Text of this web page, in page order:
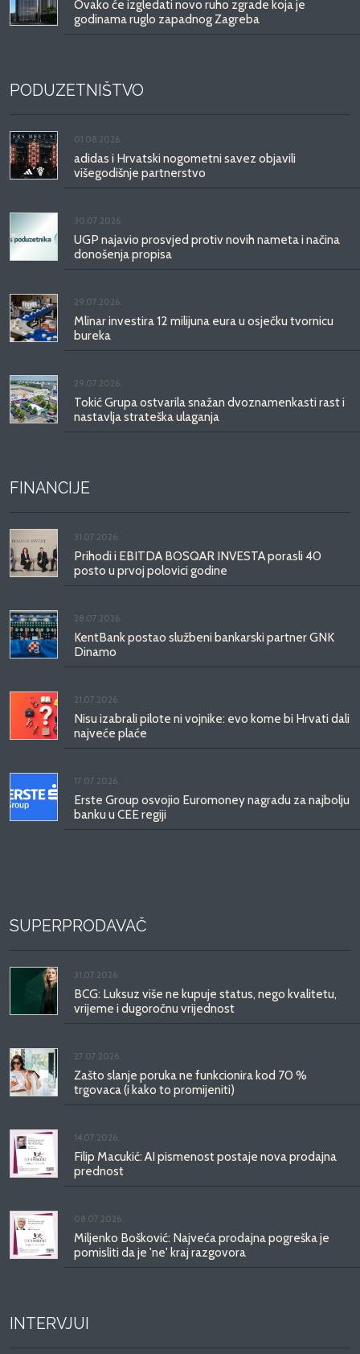
Ovako će izgledati novo ruho zgrade koja je
godinama ruglo zapadnog Zagreba
PODUZETNIŠTVO
01.08.2026.
adidas i Hrvatski nogometni savez objavili
višegodišnje partnerstvo
30.07.2026.
UGP najavio prosvjed protiv novih nameta i načina
donošenja propisa
29.07.2026.
Mlinar investira 12 milijuna eura u osječku tvornicu
bureka
29.07.2026.
Tokić Grupa ostvarila snažan dvoznamenkasti rast i
nastavlja strateška ulaganja
FINANCIJE
31.07.2026.
Prihodi i EBITDA BOSQAR INVESTA porasli 40
posto u prvoj polovici godine
28.07.2026.
KentBank postao službeni bankarski partner GNK
Dinamo
21.07.2026.
Nisu izabrali pilote ni vojnike: evo kome bi Hrvati dali
najveće plaće
17.07.2026.
Erste Group osvojio Euromoney nagradu za najbolju
banku u CEE regiji
SUPERPRODAVAČ
31.07.2026.
BCG: Luksuz više ne kupuje status, nego kvalitetu,
vrijeme i dugoročnu vrijednost
27.07.2026.
Zašto slanje poruka ne funkcionira kod 70 %
trgovaca (i kako to promijeniti)
14.07.2026.
Filip Macukić: AI pismenost postaje nova prodajna
prednost
08.07.2026.
Miljenko Bošković: Najveća prodajna pogreška je
pomisliti da je 'ne' kraj razgovora
INTERVJUI